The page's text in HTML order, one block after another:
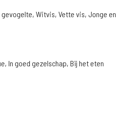
gevogelte, Witvis, Vette vis, Jonge en
In goed gezelschap, Bij het eten